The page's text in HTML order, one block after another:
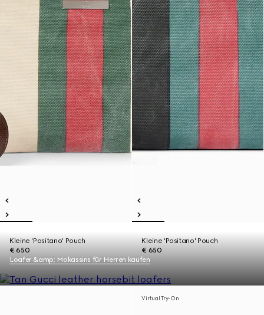
Kleine 'Positano' Pouch
€ 650
Kleine 'Positano' Pouch
€ 650
Loafer &amp; Mokassins für Herren kaufen
Virtual Try-On